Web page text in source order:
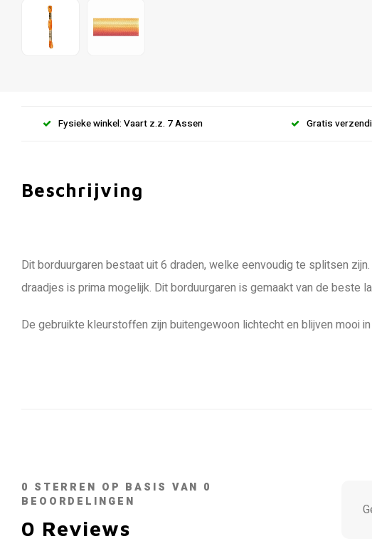
Fysieke winkel: Vaart z.z. 7 Assen Gratis
Beschrijving
Dit borduurgaren bestaat uit 6 draden, welke eenvoudig te splitsen
draadjes is prima mogelijk. Dit borduurgaren is gemaakt van de
De gebruikte kleurstoffen zijn buitengewoon lichtecht en blijven mooi
0 STERREN OP BASIS VAN 0
BEOORDELINGEN
0 Reviews